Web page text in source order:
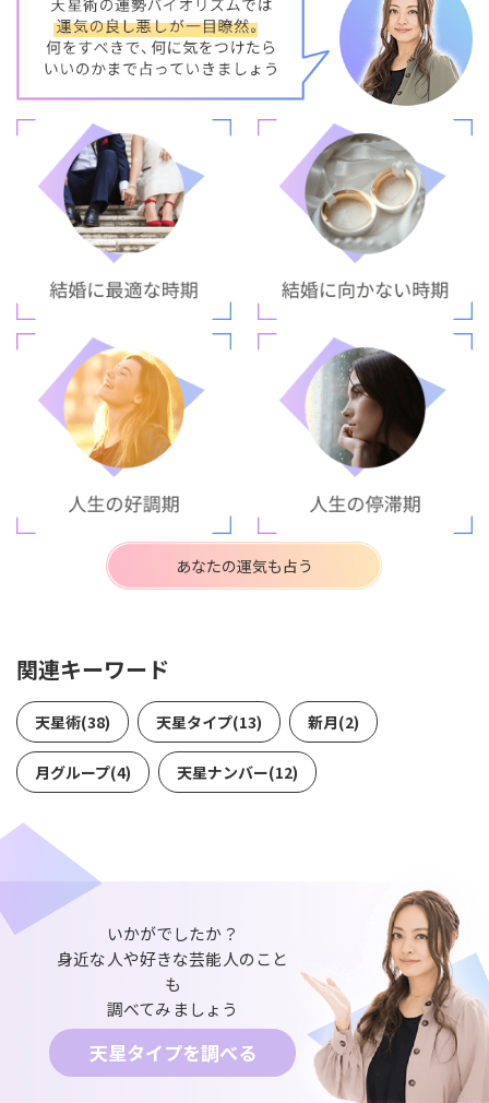
あなたの運気も占う
関連キーワード
天星術(38) 天星タイプ(13) 新月(2)
月グループ(4) 天星ナンバー(12)
いかがでしたか？
身近な人や好きな芸能人のこと
も
調べてみましょう
天星タイプを調べる